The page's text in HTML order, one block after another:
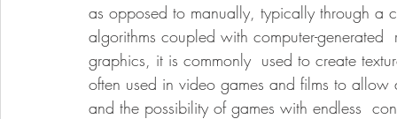
as opposed to manually, typically through a
algorithms coupled with computer-
graphics, it is commonly  used to create
often used in video games and films to
and the possibility of games with endless